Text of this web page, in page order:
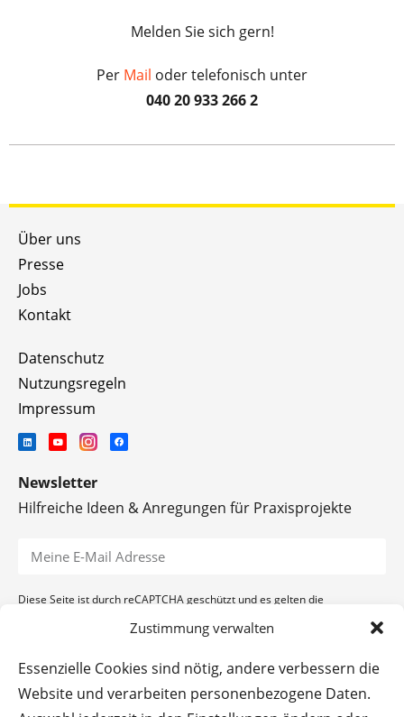
Zustimmung verwalten
Essenzielle Cookies sind nötig, andere verbessern die
Website und verarbeiten personenbezogene Daten.
Melden Sie sich gern!
Per Mail oder telefonisch unter
040 20 933 266 2
Über uns
Presse
Jobs
Kontakt
Datenschutz
Nutzungsregeln
Impressum
Newsletter
Hilfreiche Ideen & Anregungen für Praxisprojekte
Diese Seite ist durch reCAPTCHA geschützt und es gelten die